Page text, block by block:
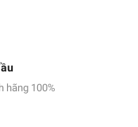
hãng 100%